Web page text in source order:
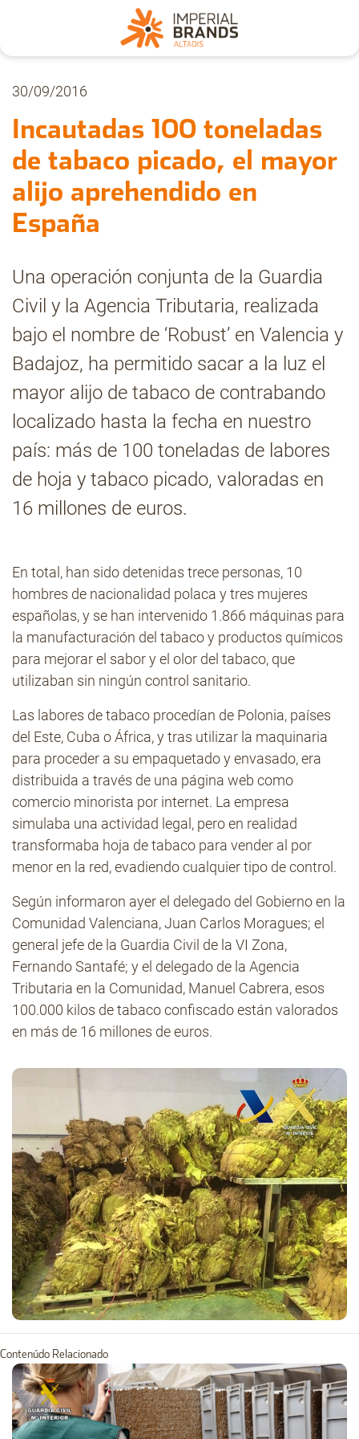
Nosotros
Secciones
Denuncia
Archivo
Estadísticas CMT
Contacto
30/09/2016
Incautadas 100 toneladas
de tabaco picado, el mayor
alijo aprehendido en
España
Una operación conjunta de la Guardia
Civil y la Agencia Tributaria, realizada
bajo el nombre de ‘Robust’ en Valencia y
Badajoz, ha permitido sacar a la luz el
mayor alijo de tabaco de contrabando
localizado hasta la fecha en nuestro
país: más de 100 toneladas de labores
de hoja y tabaco picado, valoradas en
16 millones de euros.
En total, han sido detenidas trece personas, 10
hombres de nacionalidad polaca y tres mujeres
españolas, y se han intervenido 1.866 máquinas para
la manufacturación del tabaco y productos químicos
para mejorar el sabor y el olor del tabaco, que
utilizaban sin ningún control sanitario.
Las labores de tabaco procedían de Polonia, países
del Este, Cuba o África, y tras utilizar la maquinaria
para proceder a su empaquetado y envasado, era
distribuida a través de una página web como
comercio minorista por internet. La empresa
simulaba una actividad legal, pero en realidad
transformaba hoja de tabaco para vender al por
menor en la red, evadiendo cualquier tipo de control.
Según informaron ayer el delegado del Gobierno en la
Comunidad Valenciana, Juan Carlos Moragues; el
general jefe de la Guardia Civil de la VI Zona,
Fernando Santafé; y el delegado de la Agencia
Tributaria en la Comunidad, Manuel Cabrera, esos
100.000 kilos de tabaco confiscado están valorados
en más de 16 millones de euros.
Contenúdo Relacionado